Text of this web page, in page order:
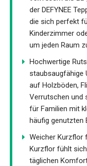
der DEFYNEE
die sich perfekt
Kinderzimmer
um jeden Raum
Hochwertige
staubsaugfähige
auf Holzböden,
Verrutschen und
für Familien mit
häufig genutzten
Weicher Kurzflor
Kurzflor fühlt
täglichen